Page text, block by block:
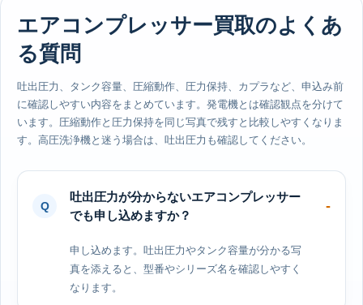
エアコンプレッサー買取のよくあ
る質問
吐出圧力、タンク容量、圧縮動作、圧力保持、カプラなど、申込み前
に確認しやすい内容をまとめています。発電機とは確認観点を分けて
います。圧縮動作と圧力保持を同じ写真で残すと比較しやすくなりま
す。高圧洗浄機と迷う場合は、吐出圧力も確認してください。
吐出圧力が分からないエアコンプレッサー
でも申し込めますか？
申し込めます。吐出圧力やタンク容量が分かる写
真を添えると、型番やシリーズ名を確認しやすく
なります。